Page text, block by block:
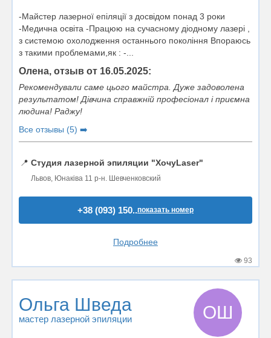
-Майстер лазерної епіляції з досвідом понад 3 роки
-Медична освіта -Працюю на сучасному діодному лазері ,
з системою охолодження останнього покоління Впораюсь
з такими проблемами,як : -...
Олена, отзыв от 16.05.2025:
Рекомендували саме цього майстра. Дуже задоволена
результатом! Дівчина справжній професіонал і приємна
людина! Раджу!
Все отзывы (5) ➡️
📍 Студия лазерной эпиляции "ХочуLaser"
Львов, Юнаківа 11 р-н. Шевченковский
+38 (093) 150..показать номер
Подробнее
93
Ольга Шведа
мастер лазерной эпиляции ОШ